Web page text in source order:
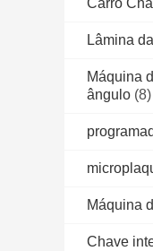
Carro
Lâmina
Máquina
ângulo (8)
Máquina
Chave